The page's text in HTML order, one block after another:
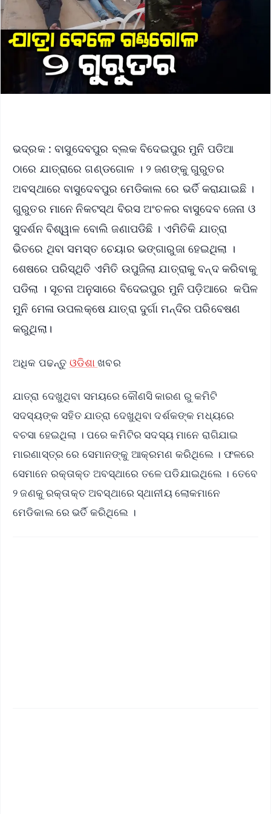
ଭଦ୍ରକ : ବାସୁଦେବପୁର ବ୍ଲକ ବିଦେଇପୁର ମୁନି ପଡିଆ
ଠାରେ ଯାତ୍ରାରେ ଗଣ୍ଡଗୋଳ । ୨ ଜଣଙ୍କୁ ଗୁରୁତର
ଅବସ୍ଥାରେ ବାସୁଦେବପୁର ମେଡିକାଲ ରେ ଭର୍ତି କରାଯାଇଛି ।
ଗୁରୁତର ମାନେ ନିକଟସ୍ଥ ବିରସ ଅଂଚଳର ବାସୁଦେବ ଜେନା ଓ
ସୁଦର୍ଶନ ବିଶ୍ୱାଳ ବୋଲି ଜଣାପଡିଛି । ଏମିତିକି ଯାତ୍ରା
ଭିତରେ ଥିବା ସମସ୍ତ ଚେୟାର ଭଙ୍ଗାରୁଜା ହେଇଥିଲା ।
ଶେଷରେ ପରିସ୍ଥିତି ଏମିତି ଉପୁଜିଲା ଯାତ୍ରାକୁ ବନ୍ଦ କରିବାକୁ
ପଡିଲା । ସୂଚନା ଅନୁସାରେ ବିଦେଇପୁର ମୁନି ପଡ଼ିଆରେ କପିଳ
ମୁନି ମେଳା ଉପଲକ୍ଷେ ଯାତ୍ରା ଦୁର୍ଗା ମନ୍ଦିର ପରିବେଷଣ
କରୁଥିଲା।
ଅଧିକ ପଢନ୍ତୁ ଓଡିଶାଖବର
ଯାତ୍ରା ଦେଖୁଥିବା ସମୟରେ କୌଣସି କାରଣ ରୁ କମିଟି
ସଦସ୍ୟଙ୍କ ସହିତ ଯାତ୍ରା ଦେଖୁଥିବା ଦର୍ଶକଙ୍କ ମଧ୍ୟରେ
ବଚସା ହେଇଥିଲା । ପରେ କମିଟିର ସଦସ୍ୟ ମାନେ ରାଗିଯାଇ
ମାରଣାସ୍ତ୍ର ରେ ସେମାନଙ୍କୁ ଆକ୍ରମଣ କରିଥିଲେ । ଫଳରେ
ସେମାନେ ରକ୍ତାକ୍ତ ଅବସ୍ଥାରେ ତଳେ ପଡିଯାଇଥିଲେ । ତେବେ
୨ ଜଣକୁ ରକ୍ତାକ୍ତ ଅବସ୍ଥାରେ ସ୍ଥାନୀୟ ଲୋକମାନେ
ମେଡିକାଲ ରେ ଭର୍ତି କରିଥିଲେ ।